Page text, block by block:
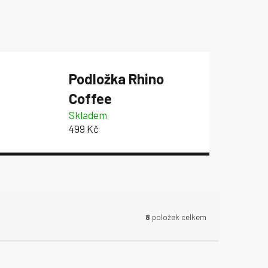
Podložka Rhino
Coffee
Skladem
499 Kč
8 položek celkem